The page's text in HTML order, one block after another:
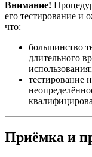
Внимание!
его тестирование и
что:
большинство
длительного
использования;
тестирование
Приёмка и